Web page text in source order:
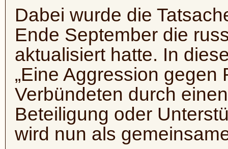
Dabei wurde die
Ende September die
aktualisiert hatte. In
„Eine Aggression
Verbündeten durch
Beteiligung oder
wird nun als